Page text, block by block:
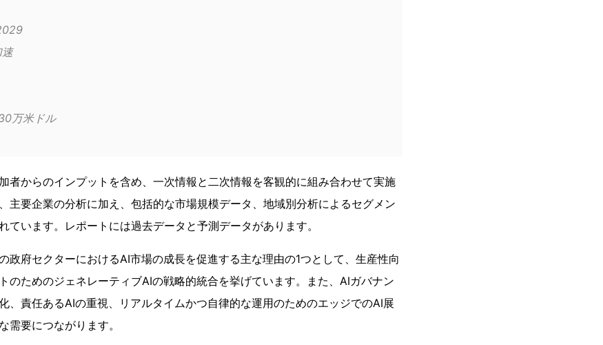
2029
タム	加速
万米ドル
者からのインプットを含め、一次情報と二次情報を客観的に組み合わせて実施
主要企業の分析に加え、包括的な市場規模データ、地域別分析によるセグメン
ています。レポートには過去データと予測データがあります。
政府セクターにおけるAI市場の成長を促進する主な理由の1つとして、生産性向
のためのジェネレーティブAIの戦略的統合を挙げています。また、AIガバナン
、責任あるAIの重視、リアルタイムかつ自律的な運用のためのエッジでのAI展
需要につながります。